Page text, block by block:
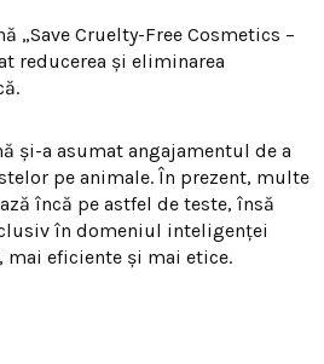
„Save Cruelty-Free Cosmetics –
reducerea și eliminarea
și-a asumat angajamentul de a
pe animale. În prezent, multe
încă pe astfel de teste, însă
în domeniul inteligenței
eficiente și mai etice.